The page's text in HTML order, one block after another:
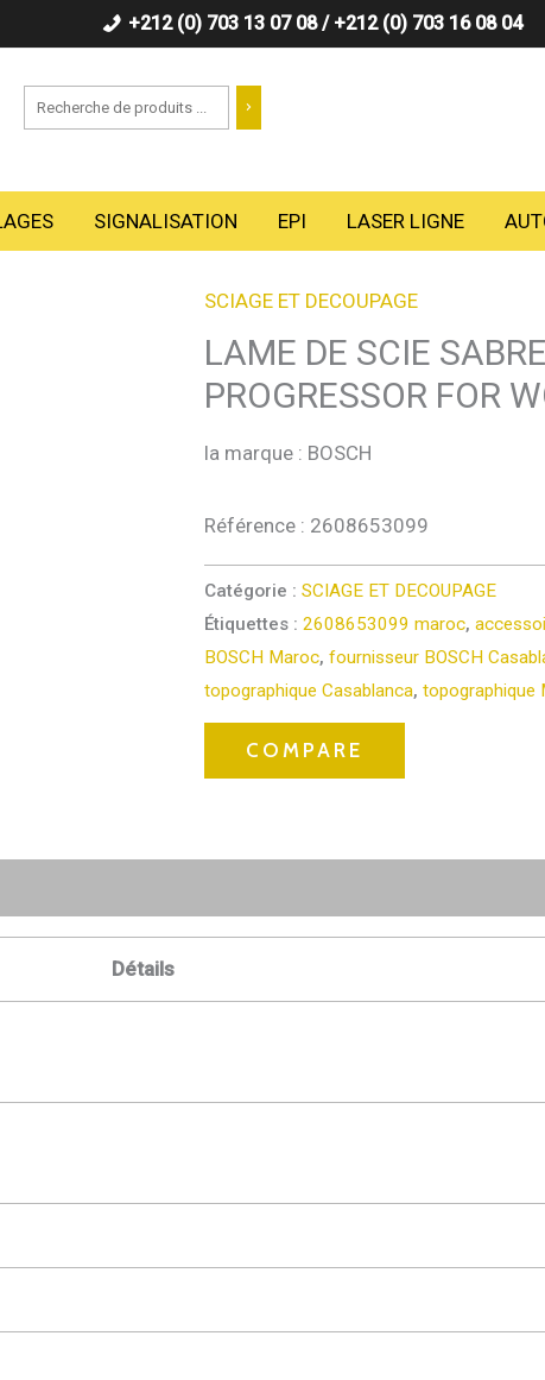
+212 (0) 703 13 07 08 / +212 (0) 703 16 08 04
SIGNALISATION EPI LASER LIGNE
SCIAGE ET DECOUPAGE
LAME DE SCIE
PROGRESSOR FOR
la marque : BOSCH
Référence : 2608653099
Catégorie :SCIAGE ET DECOUPAGE
Étiquettes :2608653099 maroc,
BOSCH Maroc,fournisseur BOSCH
topographique Casablanca,topographique
COMPARE
Détails